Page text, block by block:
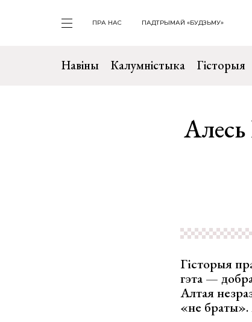
ПРА НАС ПАДТРЫМАЙ «БУДЗЬМУ»
Навіны Калумністыка Гісторыя
Гісторыя
гэта —
Алтая
«не браты».